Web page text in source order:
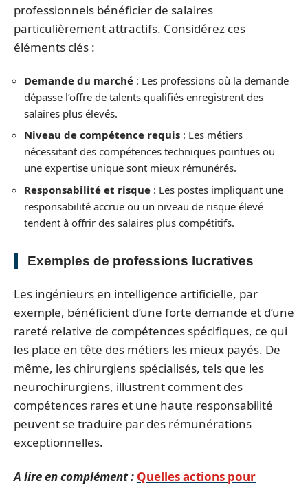
professionnels bénéficier de salaires
particulièrement attractifs. Considérez ces
éléments clés :
Demande du marché : Les professions où la demande
dépasse l’offre de talents qualifiés enregistrent des
salaires plus élevés.
Niveau de compétence requis : Les métiers
nécessitant des compétences techniques pointues ou
une expertise unique sont mieux rémunérés.
Responsabilité et risque : Les postes impliquant une
responsabilité accrue ou un niveau de risque élevé
tendent à offrir des salaires plus compétitifs.
Exemples de professions lucratives
Les ingénieurs en intelligence artificielle, par
exemple, bénéficient d’une forte demande et d’une
rareté relative de compétences spécifiques, ce qui
les place en tête des métiers les mieux payés. De
même, les chirurgiens spécialisés, tels que les
neurochirurgiens, illustrent comment des
compétences rares et une haute responsabilité
peuvent se traduire par des rémunérations
exceptionnelles.
A lire en complément : Quelles actions pour